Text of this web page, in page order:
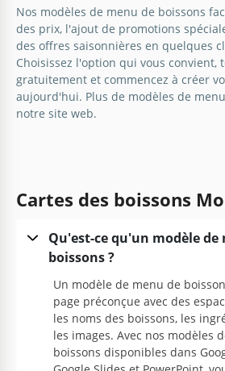
Menu des cocktails du
Notre menu de cocktails fera
leur temps libre. Il présente un
dans des couleurs sombres.
Nos modèles de menu de boissons
des prix, l'ajout de promotions
des offres saisonnières en quelques
Choisissez l'option qui vous convient,
gratuitement et commencez à créer
aujourd'hui. Plus de modèles de menu
notre site web.
Cartes des boissons
Qu'est-ce qu'un modèle de
boissons ?
Un modèle de menu de
page préconçue avec des
les noms des boissons, les
les images. Avec nos modèles
boissons disponibles dans